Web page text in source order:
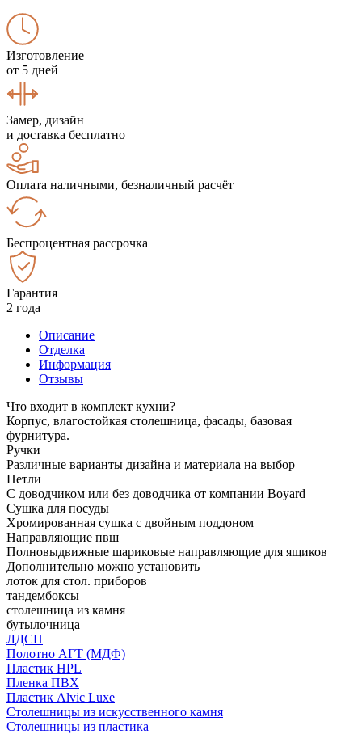
Изготовление
от 5 дней
Замер, дизайн
и доставка бесплатно
Оплата наличными, безналичный расчёт
Беспроцентная рассрочка
Гарантия
2 года
Описание
Отделка
Информация
Отзывы
Что входит в комплект кухни?
Корпус, влагостойкая столешница, фасады, базовая
фурнитура.
Ручки
Различные варианты дизайна и материала на выбор
Петли
С доводчиком или без доводчика от компании Boyard
Сушка для посуды
Хромированная сушка с двойным поддоном
Направляющие пвш
Полновыдвижные шариковые направляющие для ящиков
Дополнительно можно установить
лоток для стол. приборов
тандембоксы
столешница из камня
бутылочница
ЛДСП
Полотно АГТ (МДФ)
Пластик HPL
Пленка ПВХ
Пластик Alvic Luxe
Столешницы из искусственного камня
Столешницы из пластика